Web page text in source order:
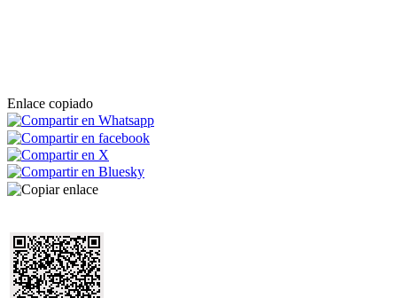
Enlace copiado